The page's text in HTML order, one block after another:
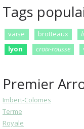
Tags
vaise brotteaux
lyon
croix-rousse
Premier
Imbert-Colomes
Terme
Royale